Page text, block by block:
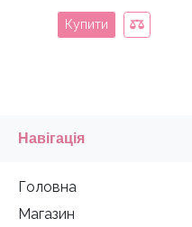
Купити
Навігація
Головна
Магазин